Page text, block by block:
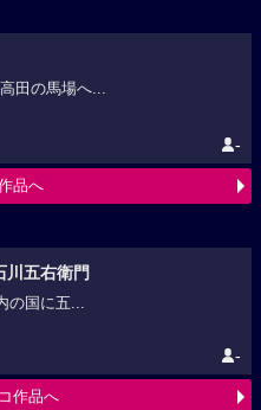
田の馬場へ...
-
品へ
川五右衛門
の国に五...
-
作品へ